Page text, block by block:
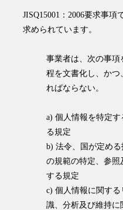
JISQ15001：2006要求事項
求められています。
事業者は、次の事項
程を文書化し、かつ
ればならない。
a) 個人情報を特定
る規定
b) 法令、国が定め
の規範の特定、参照
する規定
c) 個人情報に関する
識、分析及び維持に